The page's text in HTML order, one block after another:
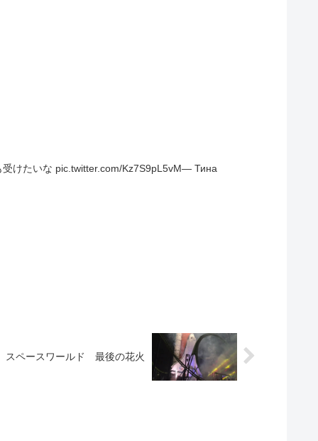
けたいな pic.twitter.com/Kz7S9pL5vM— Тина
スペースワールド 最後の花火